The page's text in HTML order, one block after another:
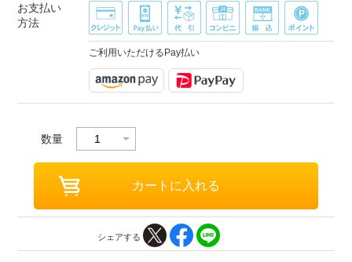
お支払い
方法
ご利用いただけるPay払い
数量
シェアする